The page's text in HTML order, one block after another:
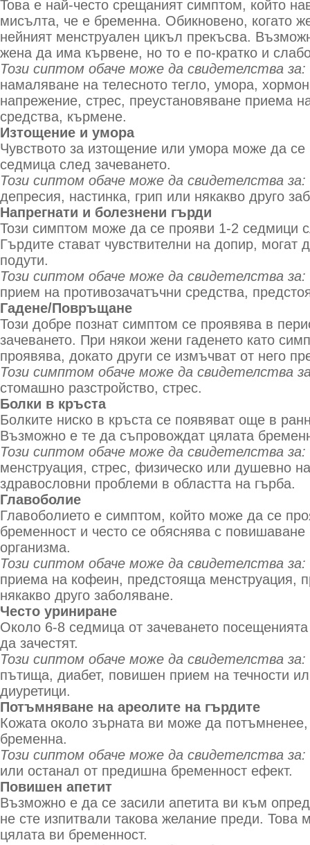
Това е най-често срещаният симптом, който
мисълта, че е бременна. Обикновено, когато
нейният менструален цикъл прекъсва.
жена да има кървене, но то е по-кратко и
Този сиптом обаче може да свидетелства за:
намаляване на телесното тегло, умора,
напрежение, стрес, преустановяване приема
средства, кърмене.
Изтощение и умора
Чувството за изтощение или умора може да
седмица след зачеването.
Този сиптом обаче може да свидетелства за:
депресия, настинка, грип или някакво друго
Напрегнати и болезнени гърди
Този симптом може да се прояви 1-2 седмици
Гърдите стават чувствителни на допир, могат
подути.
Този сиптом обаче може да свидетелства за:
прием на противозачатъчни средства,
Гадене/Повръщане
Този добре познат симптом се проявява в
зачеването. При някои жени гаденето като
проявява, докато други се измъчват от него
Този симптом обаче може да свидетелства
стомашно разстройство, стрес.
Болки в кръста
Болките ниско в кръста се появяват още в
Възможно е те да съпровождат цялата
Този сиптом обаче може да свидетелства за:
менструация, стрес, физическо или душевно
здравословни проблеми в областта на гърба.
Главоболие
Главоболието е симптом, който може да се
бременност и често се обяснява с
организма.
Този сиптом обаче може да свидетелства за:
приема на кофеин, предстояща менструация,
някакво друго заболяване.
Често уриниране
Около 6-8 седмица от зачеването
да зачестят.
Този сиптом обаче може да свидетелства за:
пътища, диабет, повишен прием на течности
диуретици.
Потъмняване на ареолите на гърдите
Кожата около зърната ви може да потъмненее,
бременна.
Този сиптом обаче може да свидетелства за:
или останал от предишна бременност ефект.
Повишен апетит
Възможно е да се засили апетита ви към
не сте изпитвали такова желание преди. Това
цялата ви бременност.